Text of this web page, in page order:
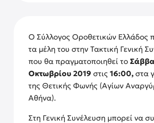
Ο Σύλλογος Οροθετικών Ελλάδος
τα μέλη του στην Τακτική Γενική
που θα πραγματοποιηθεί το
Οκτωβρίου 2019 στις 16:00, στα
της Θετικής Φωνής (Αγίων
Αθήνα).
Στη Γενική Συνέλευση μπορεί να